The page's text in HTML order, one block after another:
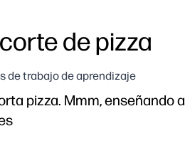
de pizza
de trabajo de aprendizaje
pizza. Mmm, enseñando a